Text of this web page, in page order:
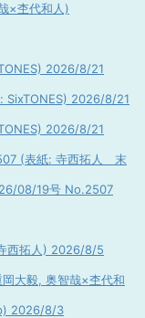
×杢代和人)
2026/8/21
SixTONES) 2026/8/21
2026/8/21
(表紙: 寺西拓人 末
08/19号 No.2507
西拓人) 2026/8/5
大毅, 奥智哉×杢代和
2026/8/3